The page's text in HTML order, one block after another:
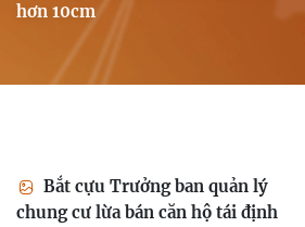
hơn 10cm
Bắt cựu Trưởng ban quản lý
chung cư lừa bán căn hộ tái định